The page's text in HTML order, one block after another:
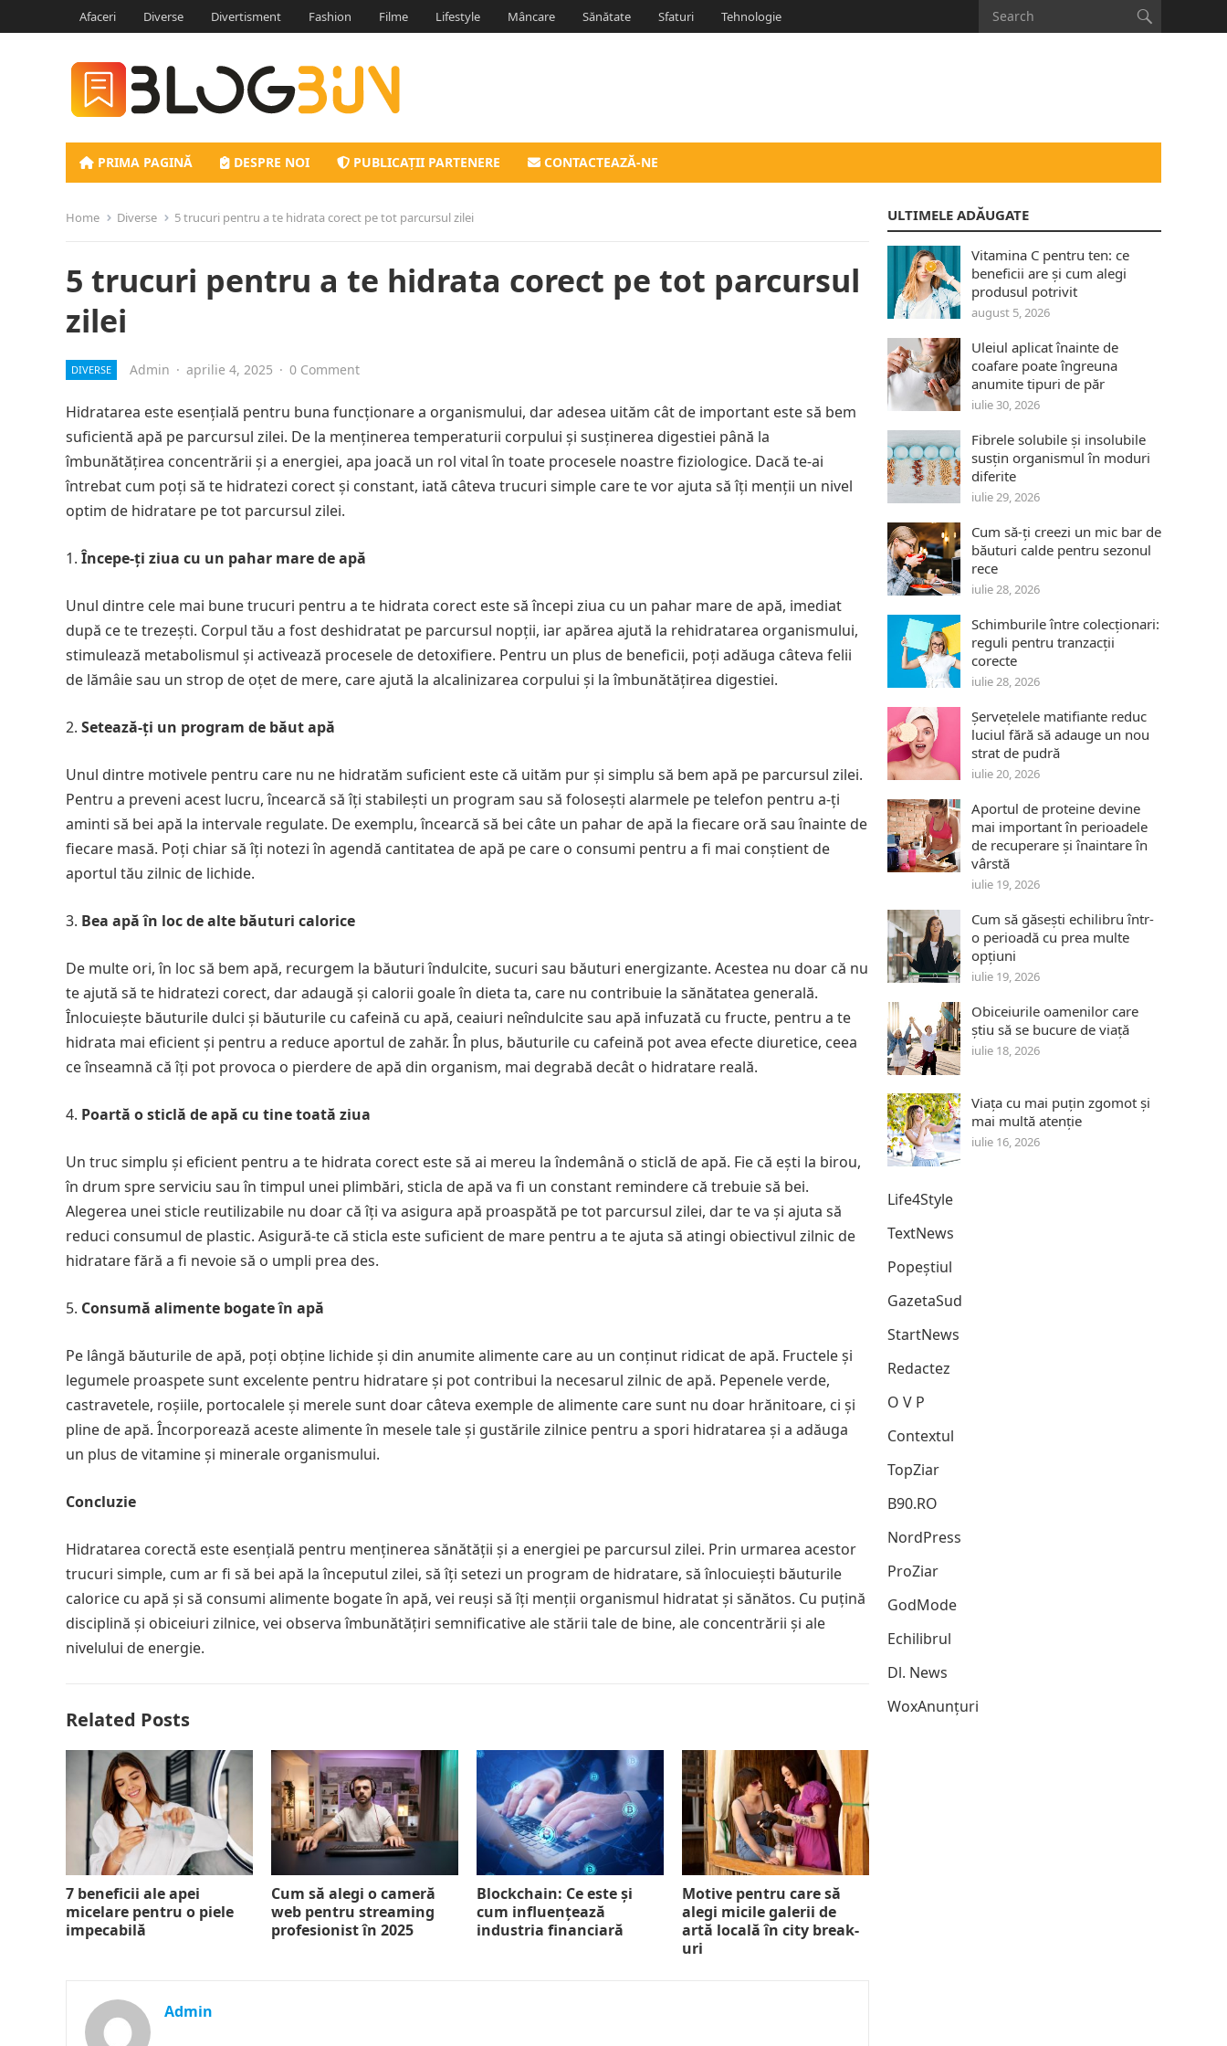
Afaceri Diverse Divertisment Fashion Filme Lifestyle Mâncare Sănătate Sfaturi Tehnologie
PRIMA PAGINĂ DESPRE NOI PUBLICAȚII PARTENERE CONTACTEAZĂ-NE
Home Diverse 5 trucuri pentru a te hidrata corect pe tot parcursul zilei
5 trucuri pentru a te hidrata corect pe tot parcursul
zilei
DIVERSE Admin · aprilie 4, 2025 · 0 Comment
Hidratarea este esențială pentru buna funcționare a organismului, dar adesea uităm cât de important este să bem
suficientă apă pe parcursul zilei. De la menținerea temperaturii corpului și susținerea digestiei până la
îmbunătățirea concentrării și a energiei, apa joacă un rol vital în toate procesele noastre fiziologice. Dacă te-ai
întrebat cum poți să te hidratezi corect și constant, iată câteva trucuri simple care te vor ajuta să îți menții un nivel
optim de hidratare pe tot parcursul zilei.
Începe-ți ziua cu un pahar mare de apă
Unul dintre cele mai bune trucuri pentru a te hidrata corect este să începi ziua cu un pahar mare de apă, imediat
după ce te trezești. Corpul tău a fost deshidratat pe parcursul nopții, iar apărea ajută la rehidratarea organismului,
stimulează metabolismul și activează procesele de detoxifiere. Pentru un plus de beneficii, poți adăuga câteva felii
de lămâie sau un strop de oțet de mere, care ajută la alcalinizarea corpului și la îmbunătățirea digestiei.
Setează-ți un program de băut apă
Unul dintre motivele pentru care nu ne hidratăm suficient este că uităm pur și simplu să bem apă pe parcursul zilei.
Pentru a preveni acest lucru, încearcă să îți stabilești un program sau să folosești alarmele pe telefon pentru a-ți
aminti să bei apă la intervale regulate. De exemplu, încearcă să bei câte un pahar de apă la fiecare oră sau înainte de
fiecare masă. Poți chiar să îți notezi în agendă cantitatea de apă pe care o consumi pentru a fi mai conștient de
aportul tău zilnic de lichide.
Bea apă în loc de alte băuturi calorice
De multe ori, în loc să bem apă, recurgem la băuturi îndulcite, sucuri sau băuturi energizante. Acestea nu doar că nu
te ajută să te hidratezi corect, dar adaugă și calorii goale în dieta ta, care nu contribuie la sănătatea generală.
Înlocuiește băuturile dulci și băuturile cu cafeină cu apă, ceaiuri neîndulcite sau apă infuzată cu fructe, pentru a te
hidrata mai eficient și pentru a reduce aportul de zahăr. În plus, băuturile cu cafeină pot avea efecte diuretice, ceea
ce înseamnă că îți pot provoca o pierdere de apă din organism, mai degrabă decât o hidratare reală.
Poartă o sticlă de apă cu tine toată ziua
Un truc simplu și eficient pentru a te hidrata corect este să ai mereu la îndemână o sticlă de apă. Fie că ești la birou,
în drum spre serviciu sau în timpul unei plimbări, sticla de apă va fi un constant remindere că trebuie să bei.
Alegerea unei sticle reutilizabile nu doar că îți va asigura apă proaspătă pe tot parcursul zilei, dar te va și ajuta să
reduci consumul de plastic. Asigură-te că sticla este suficient de mare pentru a te ajuta să atingi obiectivul zilnic de
hidratare fără a fi nevoie să o umpli prea des.
Consumă alimente bogate în apă
Pe lângă băuturile de apă, poți obține lichide și din anumite alimente care au un conținut ridicat de apă. Fructele și
legumele proaspete sunt excelente pentru hidratare și pot contribui la necesarul zilnic de apă. Pepenele verde,
castravetele, roșiile, portocalele și merele sunt doar câteva exemple de alimente care sunt nu doar hrănitoare, ci și
pline de apă. Încorporează aceste alimente în mesele tale și gustările zilnice pentru a spori hidratarea și a adăuga
un plus de vitamine și minerale organismului.
Concluzie
Hidratarea corectă este esențială pentru menținerea sănătății și a energiei pe parcursul zilei. Prin urmarea acestor
trucuri simple, cum ar fi să bei apă la începutul zilei, să îți setezi un program de hidratare, să înlocuiești băuturile
calorice cu apă și să consumi alimente bogate în apă, vei reuși să îți menții organismul hidratat și sănătos. Cu puțină
disciplină și obiceiuri zilnice, vei observa îmbunătățiri semnificative ale stării tale de bine, ale concentrării și ale
nivelului de energie.
Related Posts
7 beneficii ale apei
micelare pentru o piele
impecabilă
Cum să alegi o cameră
web pentru streaming
profesionist în 2025
Blockchain: Ce este și
cum influențează
industria financiară
Motive pentru care să
alegi micile galerii de
artă locală în city break-
uri
Admin
ULTIMELE ADĂUGATE
Vitamina C pentru ten: ce
beneficii are și cum alegi
produsul potrivit
august 5, 2026
Uleiul aplicat înainte de
coafare poate îngreuna
anumite tipuri de păr
iulie 30, 2026
Fibrele solubile și insolubile
susțin organismul în moduri
diferite
iulie 29, 2026
Cum să-ți creezi un mic bar de
băuturi calde pentru sezonul
rece
iulie 28, 2026
Schimburile între colecționari:
reguli pentru tranzacții
corecte
iulie 28, 2026
Șervețelele matifiante reduc
luciul fără să adauge un nou
strat de pudră
iulie 20, 2026
Aportul de proteine devine
mai important în perioadele
de recuperare și înaintare în
vârstă
iulie 19, 2026
Cum să găsești echilibru într-
o perioadă cu prea multe
opțiuni
iulie 19, 2026
Obiceiurile oamenilor care
știu să se bucure de viață
iulie 18, 2026
Viața cu mai puțin zgomot și
mai multă atenție
iulie 16, 2026
Life4Style
TextNews
Popeștiul
GazetaSud
StartNews
Redactez
O V P
Contextul
TopZiar
B90.RO
NordPress
ProZiar
GodMode
Echilibrul
Dl. News
WoxAnunțuri